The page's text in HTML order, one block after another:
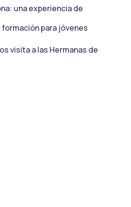
una experiencia de
para jóvenes
visita a las Hermanas de